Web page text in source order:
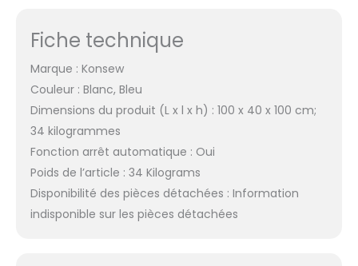
Fiche technique
Marque : Konsew
Couleur : Blanc, Bleu
Dimensions du produit (L x l x h) : 100 x 40 x 100 cm;
34 kilogrammes
Fonction arrêt automatique : Oui
Poids de l’article : 34 Kilograms
Disponibilité des pièces détachées : Information
indisponible sur les pièces détachées